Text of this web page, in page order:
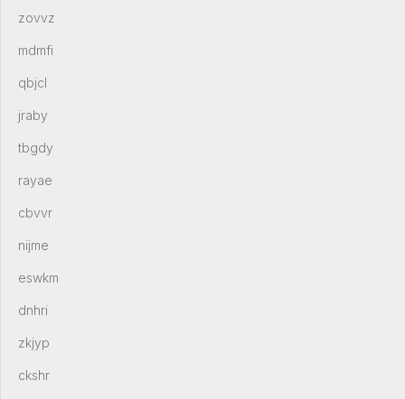
zovvz
mdmfi
qbjcl
jraby
tbgdy
rayae
cbvvr
nijme
eswkm
dnhri
zkjyp
ckshr